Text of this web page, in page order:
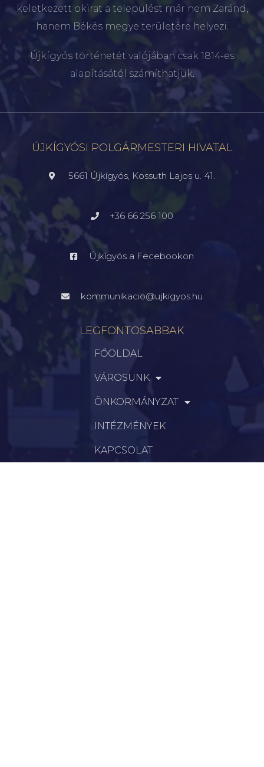
keletkezett okirat a települést már nem Zaránd,
hanem Békés megye területére helyezi.
Újkígyós történetét valójában csak 1814-es
alapításától számíthatjuk.
ÚJKÍGYÓSI POLGÁRMESTERI HIVATAL
5661 Újkígyós, Kossuth Lajos u. 41.
+36 66 256 100
Újkígyós a Fecebookon
kommunikacio@ujkigyos.hu
LEGFONTOSABBAK
FŐOLDAL
VÁROSUNK
ÖNKORMÁNYZAT
INTÉZMÉNYEK
KAPCSOLAT